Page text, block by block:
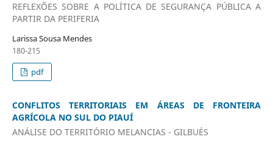
REFLEXÕES SOBRE A POLÍTICA DE SEGURANÇA PÚBLICA A
PARTIR DA PERIFERIA
Larissa Sousa Mendes
180-215
pdf
CONFLITOS TERRITORIAIS EM ÁREAS DE FRONTEIRA
AGRÍCOLA NO SUL DO PIAUÍ
ANÁLISE DO TERRITÓRIO MELANCIAS - GILBUÉS